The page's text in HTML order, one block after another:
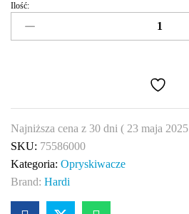
Zestaw
naprawczy
quantity
Ilość:
Najniższa cena z 30 dni ( 23 maja 2025
SKU: 75586000
Kategoria: Opryskiwacze
Brand: Hardi